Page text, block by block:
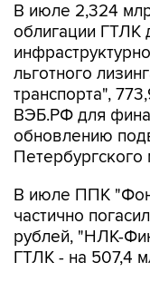
В июле 2,324
облигации ГТЛК
льготного
транспорта",
ВЭБ.РФ для
обновлению
Петербургского
В июле ППК
частично
рублей, "НЛК-
ГТЛК - на 507,4